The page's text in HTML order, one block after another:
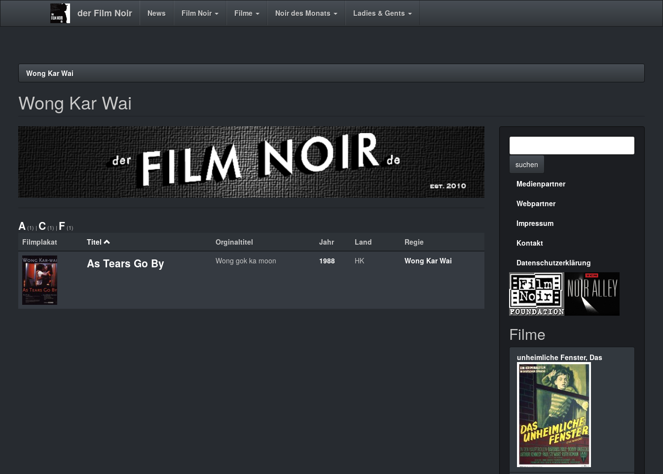
der Film Noir
Main News Film Noir Filme Noir des Monats Ladies & Gents
Wong Kar Wai
Wong Kar Wai
A (1) | C (1) | F (1)
Filmplakat Titel Orginaltitel Jahr Land Regie
As Tears Go By Wong gok ka moon 1988 HK Wong Kar Wai
suchen
Menülinks
rechte
Seite
Medienpartner
Webpartner
Impressum
Kontakt
Datenschutzerklärung
Filme
unheimliche Fenster, Das